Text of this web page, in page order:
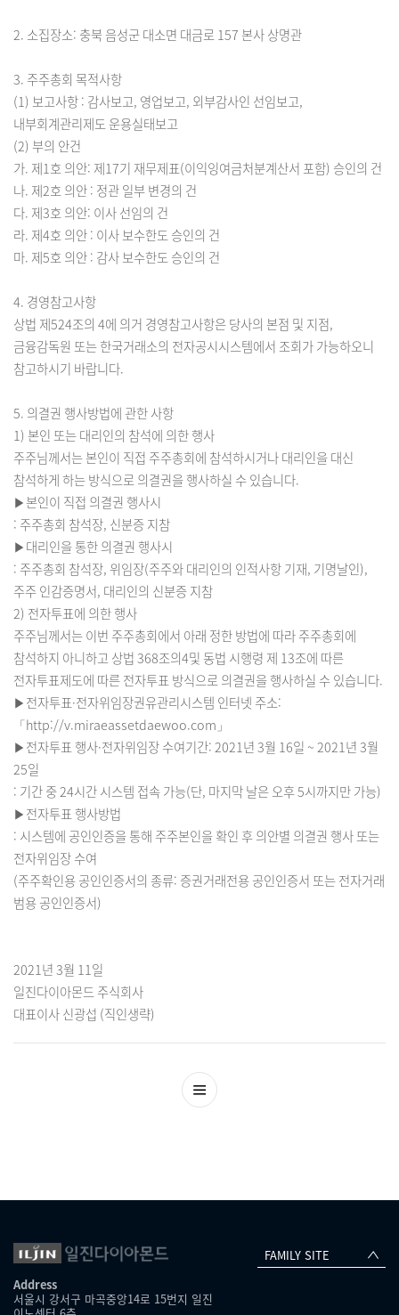
2. 소집장소: 충북 음성군 대소면 대금로 157 본사 상명관
3. 주주총회 목적사항
(1) 보고사항 : 감사보고, 영업보고, 외부감사인 선임보고,
내부회계관리제도 운용실태보고
(2) 부의 안건
가. 제1호 의안: 제17기 재무제표(이익잉여금처분계산서 포함) 승인의 건
나. 제2호 의안 : 정관 일부 변경의 건
다. 제3호 의안: 이사 선임의 건
라. 제4호 의안 : 이사 보수한도 승인의 건
마. 제5호 의안 : 감사 보수한도 승인의 건
4. 경영참고사항
상법 제524조의 4에 의거 경영참고사항은 당사의 본점 및 지점,
금융감독원 또는 한국거래소의 전자공시시스템에서 조회가 가능하오니
참고하시기 바랍니다.
5. 의결권 행사방법에 관한 사항
1) 본인 또는 대리인의 참석에 의한 행사
주주님께서는 본인이 직접 주주총회에 참석하시거나 대리인을 대신
참석하게 하는 방식으로 의결권을 행사하실 수 있습니다.
▶본인이 직접 의결권 행사시
: 주주총회 참석장, 신분증 지참
▶대리인을 통한 의결권 행사시
: 주주총회 참석장, 위임장(주주와 대리인의 인적사항 기재, 기명날인),
주주 인감증명서, 대리인의 신분증 지참
2) 전자투표에 의한 행사
주주님께서는 이번 주주총회에서 아래 정한 방법에 따라 주주총회에
참석하지 아니하고 상법 368조의4및 동법 시행령 제 13조에 따른
전자투표제도에 따른 전자투표 방식으로 의결권을 행사하실 수 있습니다.
▶전자투표·전자위임장권유관리시스템 인터넷 주소:
「http://v.miraeassetdaewoo.com」
▶전자투표 행사·전자위임장 수여기간: 2021년 3월 16일 ~ 2021년 3월
25일
: 기간 중 24시간 시스템 접속 가능(단, 마지막 날은 오후 5시까지만 가능)
▶전자투표 행사방법
: 시스템에 공인인증을 통해 주주본인을 확인 후 의안별 의결권 행사 또는
전자위임장 수여
(주주확인용 공인인증서의 종류: 증권거래전용 공인인증서 또는 전자거래
범용 공인인증서)
2021년 3월 11일
일진다이아몬드 주식회사
대표이사 신광섭 (직인생략)
Address
서울시 강서구 마곡중앙14로 15번지 일진
FAMILY SITE